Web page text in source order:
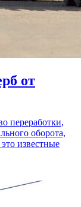
от
переработки,
оборота,
известные